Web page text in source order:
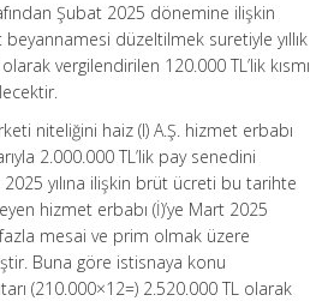
Şubat 2025 dönemine ilişkin
düzeltilmek suretiyle yıllık
vergilendirilen 120.000 TL’lik kısmı
niteliğini haiz (I) A.Ş. hizmet erbabı
2.000.000 TL’lik pay senedini
yılına ilişkin brüt ücreti bu tarihte
hizmet erbabı (İ)’ye Mart 2025
mesai ve prim olmak üzere
Buna göre istisnaya konu
(210.000×12=) 2.520.000 TL olarak